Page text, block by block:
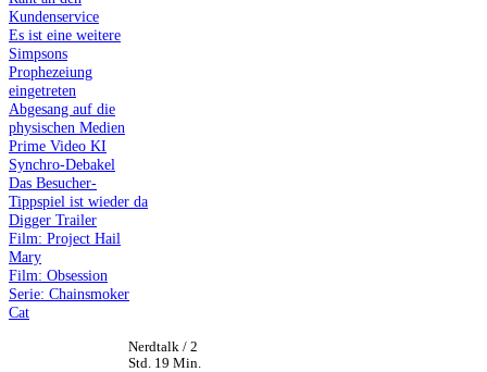
Kundenservice
Es ist eine weitere
Simpsons
Prophezeiung
eingetreten
Abgesang auf die
physischen Medien
Prime Video KI
Synchro-Debakel
Das Besucher-
Tippspiel ist wieder da
Digger Trailer
Film: Project Hail
Mary
Film: Obsession
Serie: Chainsmoker
Cat
Nerdtalk / 2
Std. 19 Min.